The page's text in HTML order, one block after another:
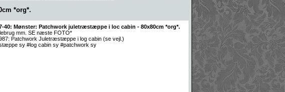
*org*.
40: Mønster: Patchwork juletræstæppe i loc cabin - 80x80cm *org*.
mm. SE næste FOTO*
Patchwork Juletræstæppe i log cabin (se vejl.)
sy #log cabin sy #patchwork sy